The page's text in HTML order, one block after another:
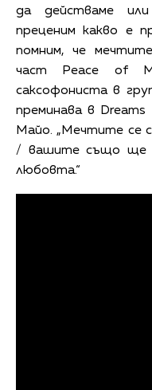
да действаме
преценим какво е
помним, че
част Peace of
саксофониста в
преминава в
Майо. „Мечтите се
/ вашите също ще
любовта.“